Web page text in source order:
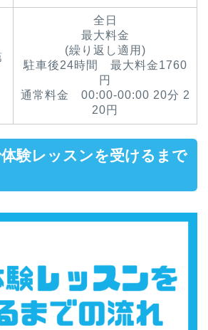
全日
最大料金
(繰り返し適用)
駐車後24時間 最大料金1760
円
通常料金 00:00-00:00 20分 2
20円
験レッスンを受けるまで